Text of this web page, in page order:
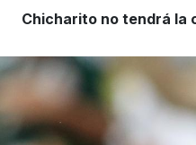
Chicharito no tendrá la